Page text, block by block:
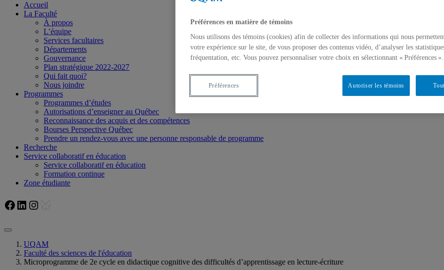
Accueil
La Faculté
À propos
L’équipe
Services facultaires
Départements
Gouvernance
Plan stratégique 2022-2027
Qui fait quoi?
Nous joindre
Programmes
Programmes d’études
Autorisations d’enseigner au Québec
Reconnaissance des acquis et des compétences
Bourses Perspective Québec
Prendre un rendez-vous avec une personne responsable de programme
Recherche
Service collaboratif en éducation
Service collaboratif en éducation
Formation continue
Zone étudiante
Facebook
LinkedIn
Instagram
Bluesky
UQAM
Faculté des sciences de l'éducation
Microprogramme de 2e cycle en didactique cognitive des difficultés d’apprentissage en lecture-écriture
Préférences en matière de témoins
Nous utilisons des témoins (cookies) afin de collecter des informations qui nous
votre expérience sur le site, de vous proposer des contenus vidéo, d’analyser les
fréquentation, etc. Vous pouvez personnaliser votre choix en sélectionnant « Préférences ».
Autoriser les témoins
Préférences